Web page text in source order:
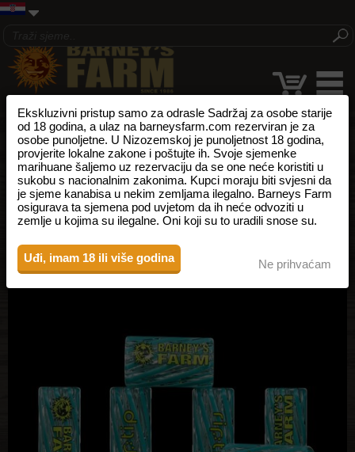
Ekskluzivni pristup samo za odrasle Sadržaj za osobe starije
od 18 godina, a ulaz na barneysfarm.com rezerviran je za
osobe punoljetne. U Nizozemskoj je punoljetnost 18 godina,
provjerite lokalne zakone i poštujte ih. Svoje sjemenke
marihuane šaljemo uz rezervaciju da se one neće koristiti u
sukobu s nacionalnim zakonima. Kupci moraju biti svjesni da
je sjeme kanabisa u nekim zemljama ilegalno. Barneys Farm
osigurava ta sjemena pod uvjetom da ih neće odvoziti u
zemlje u kojima su ilegalne. Oni koji su to uradili snose su.
Uđi, imam 18 ili više godina Ne prihvaćam